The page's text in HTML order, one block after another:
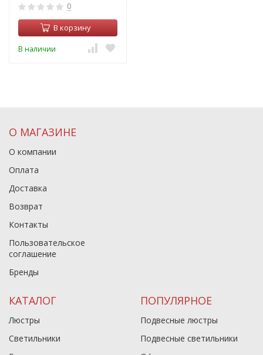
0
В корзину
В наличии
О МАГАЗИНЕ
О компании
Оплата
Доставка
Возврат
Контакты
Пользовательское
соглашение
Бренды
КАТАЛОГ
Люстры
Светильники
ПОПУЛЯРНОЕ
Подвесные люстры
Подвесные светильники